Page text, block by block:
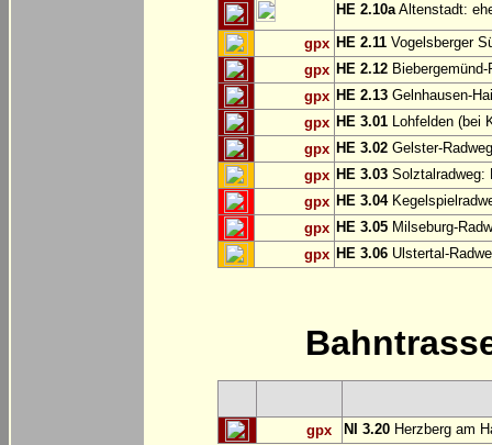
HE 2.10aAltenstadt:
gpx HE 2.11 Vogelsberger
gpx HE 2.12
gpx HE 2.13 Gelnhausen-
gpx HE 3.01 Lohfelden (bei
gpx HE 3.02 Gelster-
gpx HE 3.03 Solztalradweg:
gpx HE 3.04
gpx HE 3.05 Milseburg-
gpx HE 3.06 Ulstertal-
gpx NI 3.20 Herzberg am